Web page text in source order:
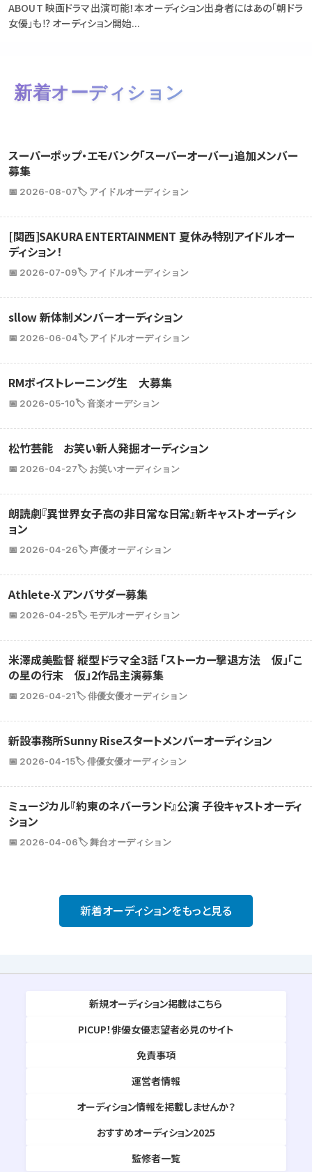
ABOUT 映画ドラマ出演可能！本オーディション出身者にはあの「朝ドラ
女優」も⁉ オーディション開始...
新着オーディション
スーパーポップ・エモパンク「スーパーオーバー」追加メンバー
募集
📅 2026-08-07🏷️ アイドルオーディション
[関西]SAKURA ENTERTAINMENT 夏休み特別アイドルオー
ディション！
📅 2026-07-09🏷️ アイドルオーディション
sllow 新体制メンバーオーディション
📅 2026-06-04🏷️ アイドルオーディション
RMボイストレーニング生 大募集
📅 2026-05-10🏷️ 音楽オーデション
松竹芸能 お笑い新人発掘オーディション
📅 2026-04-27🏷️ お笑いオーディション
朗読劇『異世界女子高の非日常な日常』新キャストオーディシ
ョン
📅 2026-04-26🏷️ 声優オーディション
Athlete-X アンバサダー募集
📅 2026-04-25🏷️ モデルオーディション
米澤成美監督 縦型ドラマ全3話 「ストーカー撃退方法 仮」「こ
の星の行末 仮」2作品主演募集
📅 2026-04-21🏷️ 俳優女優オーディション
新設事務所Sunny Riseスタートメンバーオーディション
📅 2026-04-15🏷️ 俳優女優オーディション
ミュージカル『約束のネバーランド』公演 子役キャストオーディ
ション
📅 2026-04-06🏷️ 舞台オーディション
新着オーディションをもっと見る
新規オーディション掲載はこちら
PICUP！俳優女優志望者必見のサイト
免責事項
運営者情報
オーディション情報を掲載しませんか？
おすすめオーディション2025
監修者一覧